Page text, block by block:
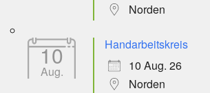
Norden
10
Aug.
Handarbeitskreis
10 Aug. 26
Norden